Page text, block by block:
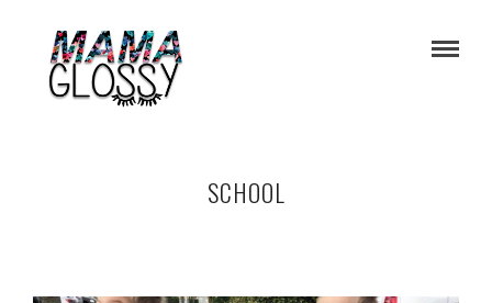
SCHOOL